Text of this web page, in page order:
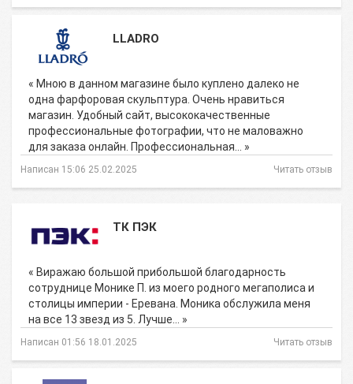
LLADRO
« Мною в данном магазине было куплено далеко не
одна фарфоровая скульптура. Очень нравиться
магазин. Удобный сайт, высококачественные
профессиональные фотографии, что не маловажно
для заказа онлайн. Профессиональная… »
Написан 15:06 25.02.2025 Читать отзыв
ТК ПЭК
« Виражаю большой прибольшой благодарность
сотруднице Монике П. из моего родного мегаполиса и
столицы империи - Еревана. Моника обслужила меня
на все 13 звезд из 5. Лучше… »
Написан 01:56 18.01.2025 Читать отзыв